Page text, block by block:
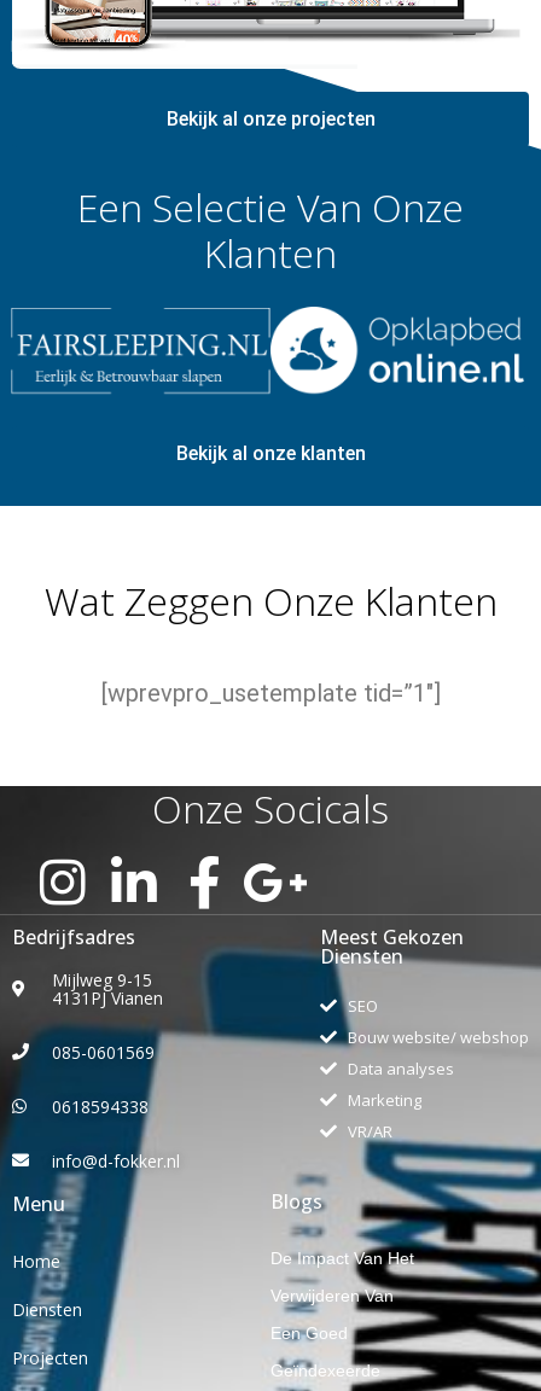
Bekijk al onze projecten
Een Selectie Van Onze
Klanten
Bekijk al onze klanten
Wat Zeggen Onze Klanten
[wprevpro_usetemplate tid=”1″]
Onze Socicals
Bedrijfsadres
Mijlweg 9-15
4131PJ Vianen
085-0601569
0618594338
info@d-fokker.nl
Meest Gekozen
Diensten
SEO
Bouw website/ webshop
Data analyses
Marketing
VR/AR
Menu
Home
Diensten
Projecten
Blogs
De Impact Van Het
Verwijderen Van
Een Goed
Geïndexeerde